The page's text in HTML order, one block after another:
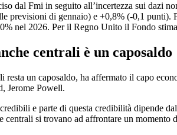
dal Fmi in seguito all’incertezza sui dazi
previsioni di gennaio) e +0,8% (-0,1 punti).
nel 2026. Per il Regno Unito il Fondo
centrali è un caposaldo
resta un caposaldo, ha affermato il capo
Jerome Powell.
e parte di questa credibilità dipende
centrali si trovano ad affrontare un